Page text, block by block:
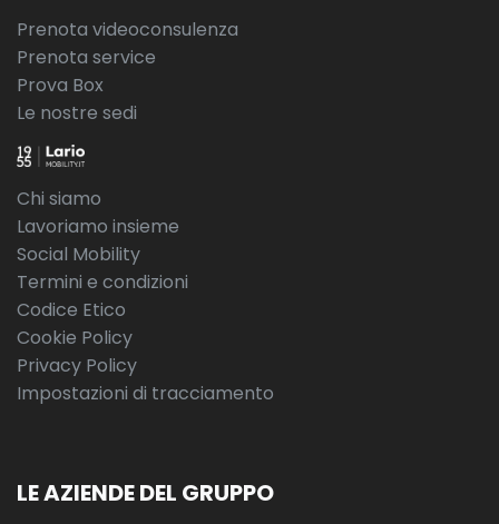
Prenota videoconsulenza
Prenota service
Prova Box
Le nostre sedi
Chi siamo
Lavoriamo insieme
Social Mobility
Termini e condizioni
Codice Etico
Cookie Policy
Privacy Policy
Impostazioni di tracciamento
LE AZIENDE DEL GRUPPO